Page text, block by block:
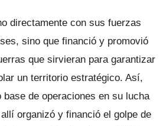
directamente con sus fuerzas
sino que financió y promovió
que sirvieran para garantizar
un territorio estratégico. Así,
base de operaciones en su lu­cha
organizó y financió el golpe de